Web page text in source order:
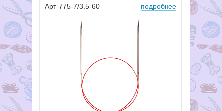
Арт. 775-7/3.5-60 подробнее